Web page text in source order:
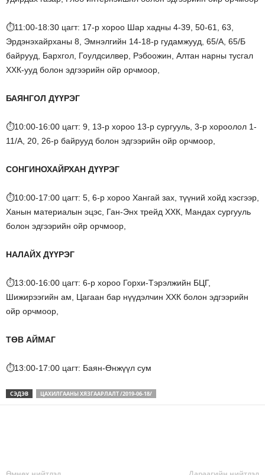
⏱11:00-18:30 цагт: 17-р хороо Шар хадны 4-39, 50-61, 63,
Эрдэнэхайрханы 8, Эмнэлгийн 14-18-р гудамжууд, 65/А, 65/Б
байрууд, Бархгол, Гоулдсилвер, Рэбоожин, Алтан нарны тусгал
ХХК-ууд болон эдгээрийн ойр орчмоор,
БАЯНГОЛ ДҮҮРЭГ
⏱10:00-16:00 цагт: 9, 13-р хороо 13-р сургууль, 3-р хороолол 1-
11/А, 20, 26-р байрууд болон эдгээрийн ойр орчмоор,
СОНГИНОХАЙРХАН ДҮҮРЭГ
⏱10:00-17:00 цагт: 5, 6-р хороо Хангай зах, түүний хойд хэсгээр,
Ханын материалын эцэс, Ган-Энх трейд ХХК, Мандах сургууль
болон эдгээрийн ойр орчмоор,
НАЛАЙХ ДҮҮРЭГ
⏱13:00-16:00 цагт: 6-р хороо Горхи-Тэрэлжийн БЦГ,
Шижирээгийн ам, Цагаан бар нүүдэлчин ХХК болон эдгээрийн
ойр орчмоор,
ТӨВ АЙМАГ
⏱13:00-17:00 цагт: Баян-Өнжүүл сум
СЭДЭВ ЦАХИЛГААНЫ ХЯЗГААРЛАЛТ /2019-06-18/